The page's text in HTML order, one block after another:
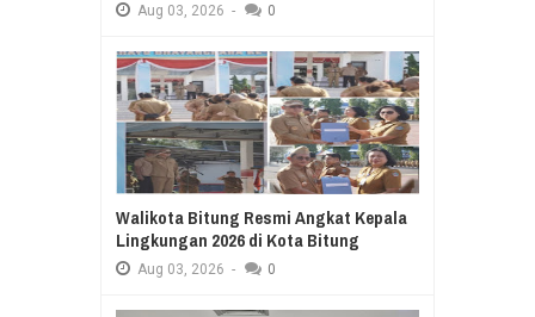
Aug 03, 2026 - 0
Walikota Bitung Resmi Angkat Kepala
Lingkungan 2026 di Kota Bitung
Aug 03, 2026 - 0